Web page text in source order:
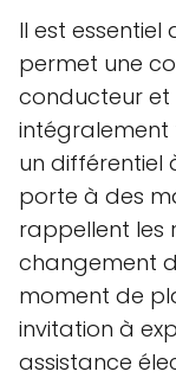
Il est
permet une
conducteur et
intégralement
un différentiel
porte à des
rappellent les
changement
moment de
invitation à
assistance